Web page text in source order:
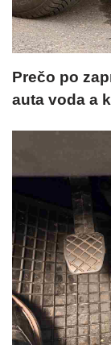
Prečo po
auta voda a